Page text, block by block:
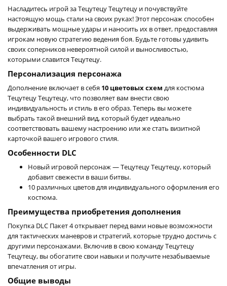
Насладитесь игрой за Тецутецу Тецутецу и почувствуйте
настоящую мощь стали на своих руках! Этот персонаж способен
выдерживать мощные удары и наносить их в ответ, предоставляя
игрокам новую стратегию ведения боя. Будьте готовы удивить
своих соперников невероятной силой и выносливостью,
которыми славится Тецутецу.
Персонализация персонажа
Дополнение включает в себя 10 цветовых схем для костюма
Тецутецу Тецутецу, что позволяет вам внести свою
индивидуальность и стиль в его образ. Теперь вы можете
выбрать такой внешний вид, который будет идеально
соответствовать вашему настроению или же стать визитной
карточкой вашего игрового стиля.
Особенности DLC
Новый игровой персонаж — Тецутецу Тецутецу, который
добавит свежести в ваши битвы.
10 различных цветов для индивидуального оформления его
костюма.
Преимущества приобретения дополнения
Покупка DLC Пакет 4 открывает перед вами новые возможности
для тактических маневров и стратегий, которые трудно достичь с
другими персонажами. Включив в свою команду Тецутецу
Тецутецу, вы обогатите свои навыки и получите незабываемые
впечатления от игры.
Общие выводы